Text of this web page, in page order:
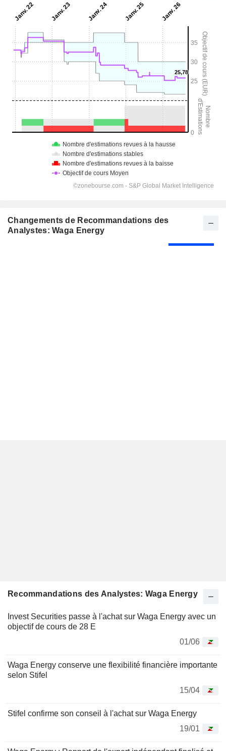
Changements de Recommandations des
Analystes: Waga Energy
Recommandations des Analystes: Waga Energy
Invest Securities passe à l'achat sur Waga Energy avec un
objectif de cours de 28 E
01/06
Waga Energy conserve une flexibilité financière importante
selon Stifel
15/04
Stifel confirme son conseil à l'achat sur Waga Energy
19/01